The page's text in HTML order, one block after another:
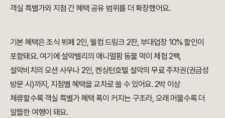
객실 특별가와 지점 간 혜택 공유 범위를 더 확장했어요.
기본 혜택은 조식 뷔페 2인, 웰컴 드링크 2잔, 부대업장 10% 할인이
포함돼요. 여기에 설악밸리의 애니멀팜 동물 먹이 체험 2팩,
설악비치의 오션 사우나 2인, 켄싱턴호텔 설악의 무료 주차권(권금성
방문 시)까지, 지점별 혜택을 교차로 쓸 수 있어요. 2박 이상
체류할수록 객실 특별가 혜택 폭이 커지는 구조라, 오래 머물수록 더
알뜰한 여행이 돼요.